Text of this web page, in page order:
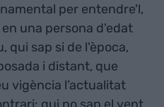
per entendre'l,
una persona d'edat
qui sap si de l'època,
i distant, que
vigència l’actualitat